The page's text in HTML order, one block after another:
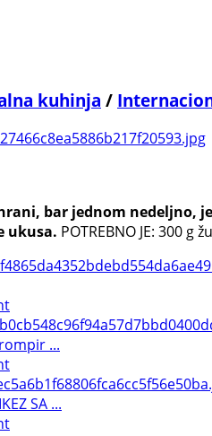
kuhinja /
bar jednom nedeljno,
ukusa. POTREBNO JE: 300 g
...
SA ...